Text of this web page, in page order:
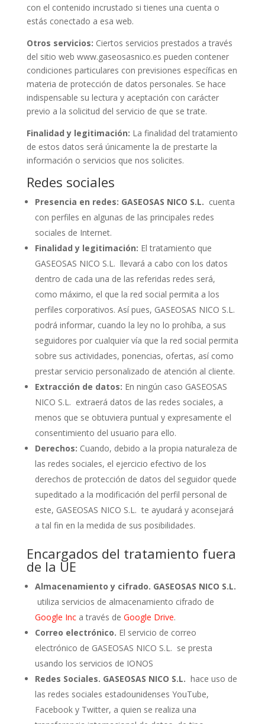
con el contenido incrustado si tienes una cuenta o
estás conectado a esa web.
Otros servicios: Ciertos servicios prestados a través
del sitio web www.gaseosasnico.es pueden contener
condiciones particulares con previsiones específicas en
materia de protección de datos personales. Se hace
indispensable su lectura y aceptación con carácter
previo a la solicitud del servicio de que se trate.
Finalidad y legitimación: La finalidad del tratamiento
de estos datos será únicamente la de prestarte la
información o servicios que nos solicites.
Redes sociales
Presencia en redes: GASEOSAS NICO S.L. cuenta
con perfiles en algunas de las principales redes
sociales de Internet.
Finalidad y legitimación: El tratamiento que
GASEOSAS NICO S.L. llevará a cabo con los datos
dentro de cada una de las referidas redes será,
como máximo, el que la red social permita a los
perfiles corporativos. Así pues, GASEOSAS NICO S.L.
podrá informar, cuando la ley no lo prohíba, a sus
seguidores por cualquier vía que la red social permita
sobre sus actividades, ponencias, ofertas, así como
prestar servicio personalizado de atención al cliente.
Extracción de datos: En ningún caso GASEOSAS
NICO S.L. extraerá datos de las redes sociales, a
menos que se obtuviera puntual y expresamente el
consentimiento del usuario para ello.
Derechos: Cuando, debido a la propia naturaleza de
las redes sociales, el ejercicio efectivo de los
derechos de protección de datos del seguidor quede
supeditado a la modificación del perfil personal de
este, GASEOSAS NICO S.L. te ayudará y aconsejará
a tal fin en la medida de sus posibilidades.
Encargados del tratamiento fuera
de la UE
Almacenamiento y cifrado. GASEOSAS NICO S.L.
utiliza servicios de almacenamiento cifrado de
Google Inca través de Google Drive.
Correo electrónico. El servicio de correo
electrónico de GASEOSAS NICO S.L. se presta
usando los servicios de IONOS
Redes Sociales. GASEOSAS NICO S.L. hace uso de
las redes sociales estadounidenses YouTube,
Facebook y Twitter, a quien se realiza una